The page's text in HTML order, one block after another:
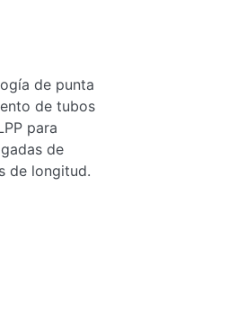
de punta
de tubos
para
de
de longitud.